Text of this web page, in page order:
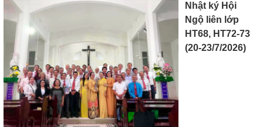
Nhật ký Hội
Ngộ liên lớp
HT68, HT72-73
(20-23/7/2026)